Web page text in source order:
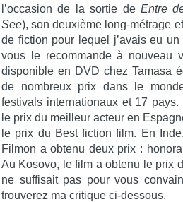
l’occasion de la sortie de Entre
See), son deuxième long-métrage
de fiction pour lequel j’avais eu
vous le recommande à nouveau
disponible en DVD chez Tamasa
de nombreux prix dans le
festivals internationaux et 17
le prix du meilleur acteur en
le prix du Best fiction film. En
Filmon a obtenu deux prix :
Au Kosovo, le film a obtenu le prix
ne suffisait pas pour vous
trouverez ma critique ci-dessous.